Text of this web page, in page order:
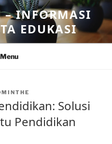
– INFORMASI
EDUKASI
Menu
Solusi
Pendidikan